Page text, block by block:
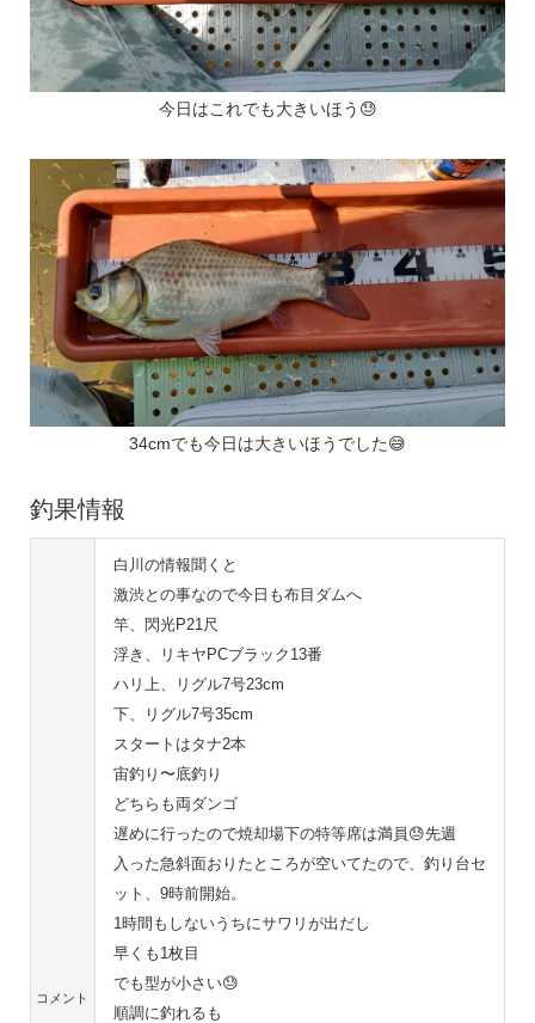
今日はこれでも大きいほう😓
34cmでも今日は大きいほうでした😅
釣果情報
コメント
白川の情報聞くと
激渋との事なので今日も布目ダムへ
竿、閃光P21尺
浮き、リキヤPCブラック13番
ハリ上、リグル7号23cm
下、リグル7号35cm
スタートはタナ2本
宙釣り〜底釣り
どちらも両ダンゴ
遅めに行ったので焼却場下の特等席は満員😓先週
入った急斜面おりたところが空いてたので、釣り台セ
ット、9時前開始。
1時間もしないうちにサワリが出だし
早くも1枚目
でも型が小さい😓
順調に釣れるも